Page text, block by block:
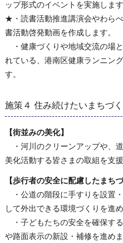
ップ形式のイベントを実施します
★・読書活動推進講演会やわら
書活動啓発動画を作成します。
・健康づくりや地域交流の場
れている、港南区健康ランニン
す。
施策４ 住み続けたいまちづく
【街並みの美化】
・河川のクリーンアップや、
美化活動する皆さまの取組を支援
【歩行者の安全に配慮したまちづ
・公道の階段に手すりを設置
して外出できる環境づくりを進め
・子どもたちの安全を確保す
や路面表示の新設・補修を進めま